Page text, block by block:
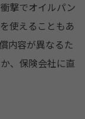
撃でオイルパン
使えることもあ
内容が異なるた
、保険会社に直